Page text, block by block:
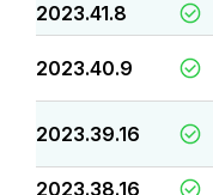
2023.41.8
2023.40.9
2023.39.16
2023.38.16